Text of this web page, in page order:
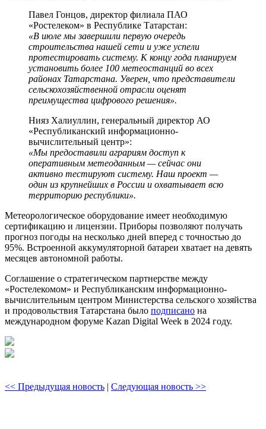
Павел Гонцов, директор филиала ПАО
«Ростелеком» в Республике Татарстан:
«В июле мы завершили первую очередь
строительства нашей сети и уже успели
протестировать систему. К концу года планируем
установить более 100 метеостанций во всех
районах Татарстана. Уверен, что представители
сельскохозяйственной отрасли оценят
преимущества цифрового решения».
Нияз Халиуллин, генеральный директор АО
«Республиканский информационно-
вычислительный центр»:
«Мы предоставили аграриям доступ к
оперативным метеоданным — сейчас они
активно тестируют систему. Наш проект —
один из крупнейших в России и охватывает всю
территорию республики».
Метеорологическое оборудование имеет необходимую
сертификацию и лицензии. Приборы позволяют получать
прогноз погоды на несколько дней вперед с точностью до
95%. Встроенной аккумуляторной батареи хватает на девять
месяцев автономной работы.
Соглашение о стратегическом партнерстве между
«Ростелекомом» и Республиканским информационно-
вычислительным центром Министерства сельского хозяйства
и продовольствия Татарстана было подписано на
международном форуме Kazan Digital Week в 2024 году.
<< Предыдущая новость | Следующая новость >>